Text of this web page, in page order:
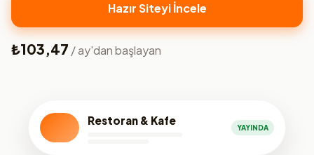
Hazır Siteyi İncele
₺103,47 / ay'dan başlayan
Restoran & Kafe
YAYINDA